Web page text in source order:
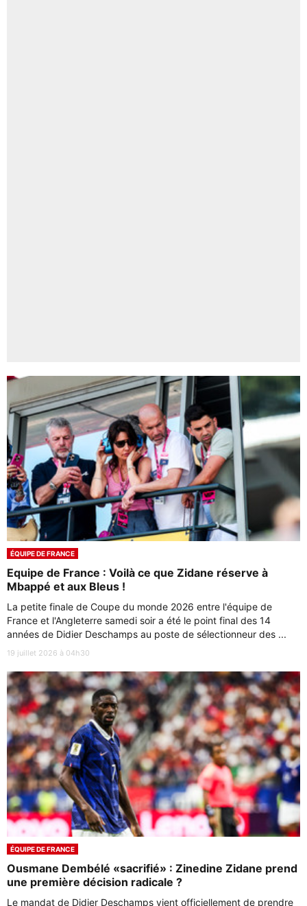
ÉQUIPE DE FRANCE
Equipe de France : Voilà ce que Zidane réserve à
Mbappé et aux Bleus !
La petite finale de Coupe du monde 2026 entre l'équipe de
France et l'Angleterre samedi soir a été le point final des 14
années de Didier Deschamps au poste de sélectionneur des ...
19 juillet 2026 à 04h30
ÉQUIPE DE FRANCE
Ousmane Dembélé «sacrifié» : Zinedine Zidane prend
une première décision radicale ?
Le mandat de Didier Deschamps vient officiellement de prendre